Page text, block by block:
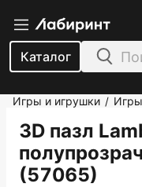
Каталог
Игры и игрушки /
3D пазл
(57065)